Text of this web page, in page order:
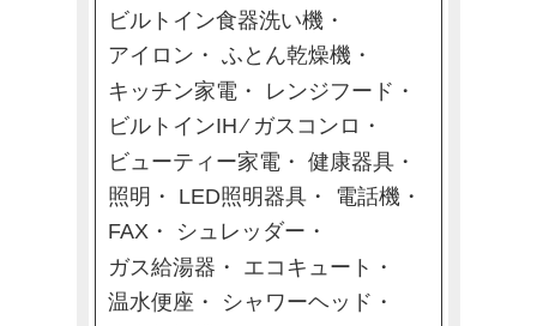
ビルトイン食器洗い機
アイロン
ふとん乾燥機
キッチン家電
レンジフード
ビルトインIH ⁄ ガスコンロ
ビューティー家電
健康器具
照明
LED照明器具
電話機
FAX
シュレッダー
ガス給湯器
エコキュート
温水便座
シャワーヘッド